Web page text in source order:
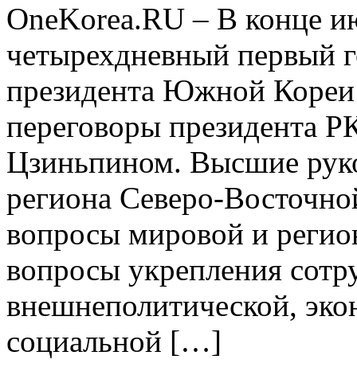
OneKorea.RU – В конце
четырехдневный первый
президента Южной
переговоры президента
Цзиньпином. Высшие
региона Северо-
вопросы мировой и
вопросы укрепления
внешнеполитической,
социальной […]